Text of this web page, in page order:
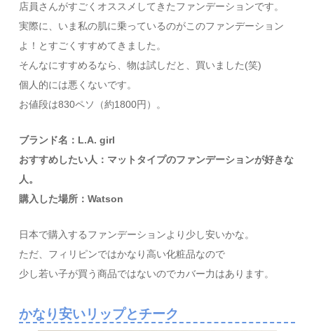
店員さんがすごくオススメしてきたファンデーションです。
実際に、いま私の肌に乗っているのがこのファンデーション
よ！とすごくすすめてきました。
そんなにすすめるなら、物は試しだと、買いました(笑)
個人的には悪くないです。
お値段は830ペソ（約1800円）。
ブランド名：L.A. girl
おすすめしたい人：マットタイプのファンデーションが好きな
人。
購入した場所：Watson
日本で購入するファンデーションより少し安いかな。
ただ、フィリピンではかなり高い化粧品なので
少し若い子が買う商品ではないのでカバー力はあります。
かなり安いリップとチーク